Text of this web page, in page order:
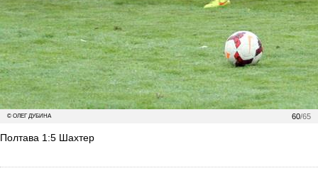
60/65
© ОЛЕГ ДУБИНА
Полтава 1:5 Шахтер